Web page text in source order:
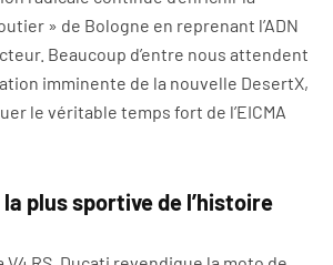
» de Bologne en reprenant l’ADN
Beaucoup d’entre nous attendent
imminente de la nouvelle DesertX,
le véritable temps fort de l’EICMA
plus sportive de l’histoire